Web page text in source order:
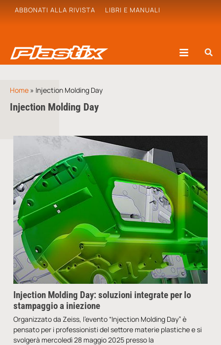
ABBONATI ALLA RIVISTA LIBRI E MANUALI
Home » Injection Molding Day
Injection Molding Day
Injection Molding Day: soluzioni integrate per lo
stampaggio a iniezione
Organizzato da Zeiss, l’evento “Injection Molding Day” è
pensato per i professionisti del settore materie plastiche e si
svolgerà mercoledì 28 maggio 2025 presso la